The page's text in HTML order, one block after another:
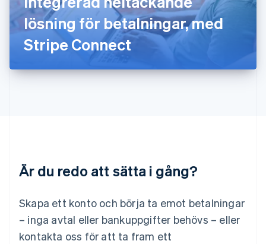
lösning för betalningar, med
Stripe Connect
Är du redo att sätta i gång?
Skapa ett konto och börja ta emot betalningar
– inga avtal eller bankuppgifter behövs – eller
kontakta oss för att ta fram ett
Lettland
English
Liechtenstein
Deutsch English
Litauen
Luxemburg
Nederländerna
Norge
English
Nya Zeeland
English